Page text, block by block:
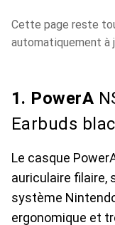
Cette page reste
automatiquement à
1. PowerA
Earbuds
Le casque
auriculaire filaire,
système
ergonomique et